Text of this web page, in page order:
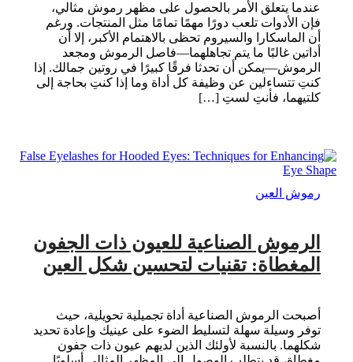
عندما يتعلق الأمر بالحصول على مظهر رموش مثالي،
فإن الأدوات تلعب دورًا مهمًا تمامًا مثل المنتجات. ورغم
أن الماسكارا والسيروم تحظى بالاهتمام الأكبر، إلا أن
أداتين غالبًا ما يتم تجاهلهما—فاصل الرموش ومجعد
الرموش—يمكن أن تحدثا فرقًا كبيرًا في روتين جمالك. إذا
كنتِ تتساءلين عن وظيفة كل أداة وما إذا كنتِ بحاجة إلى
كلتيهما، فأنتِ لستِ […]
رموش العين
الرموش الصناعية للعيون ذات الجفون
المغطاة: تقنيات لتحسين شكل العين
أصبحت الرموش الصناعية أداة تجميلية تحويلية، حيث
توفر وسيلة سهلة لتسليط الضوء على عينيك وإعادة تحديد
شكلهما. بالنسبة لأولئك الذين لديهم عيون ذات جفون